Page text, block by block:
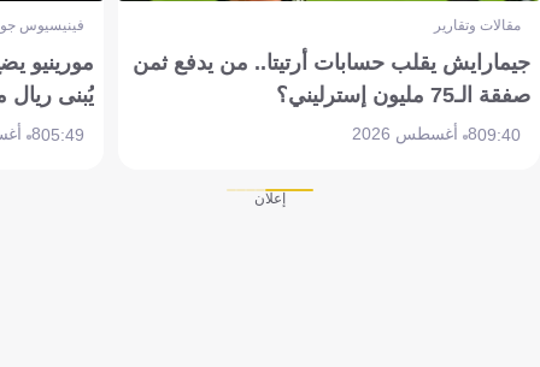
مقالات وتقارير
جيمارايش يقلب حسابات أرتيتا.. من يدفع ثمن
صفقة الـ75 مليون إسترليني؟
09:408 أغسطس 2026
فينيسيوس
مورينيو
يُبنى ريال
05:498 أغسطس 2026
إعلان